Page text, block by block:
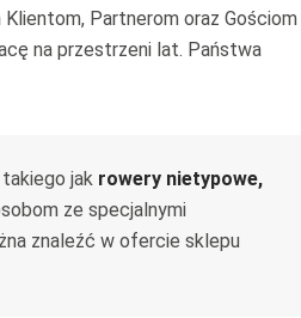
Partnerom oraz Gościom
na przestrzeni lat. Państwa
jak rowery nietypowe,
ze specjalnymi
znaleźć w ofercie sklepu